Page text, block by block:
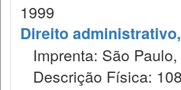
1999
Direito
Imprenta: São
Descrição Física: